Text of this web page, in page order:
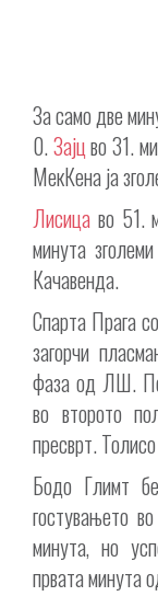
За само две
0.Зајцво 31.
МекКена ја
Лисица во 51.
минута
Качавенда.
Спарта Прага
загорчи
фаза од ЛШ.
во второто
пресврт.
Бодо Глимт
гостувањето
минута, но
првата минута